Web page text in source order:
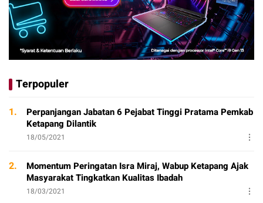
Terpopuler
1.
Perpanjangan Jabatan 6 Pejabat Tinggi Pratama Pemkab
Ketapang Dilantik
18/05/2021
2.
Momentum Peringatan Isra Miraj, Wabup Ketapang Ajak
Masyarakat Tingkatkan Kualitas Ibadah
18/03/2021